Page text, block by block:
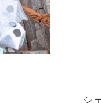
シ